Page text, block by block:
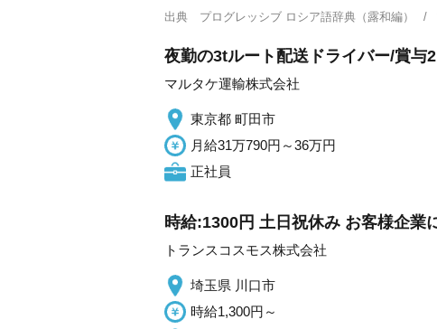
出典 プログレッシブ ロシア語辞典（露和編）
夜勤の3tルート配送ドライバー/賞与
マルタケ運輸株式会社
東京都 町田市
月給31万790円～36万円
正社員
時給:1300円 土日祝休み お客様企業
トランスコスモス株式会社
埼玉県 川口市
時給1,300円～